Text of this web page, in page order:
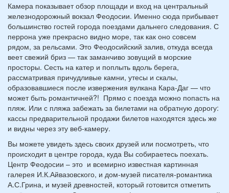
Камера показывает обзор площади и вход на центральный
железнодорожный вокзал Феодосии. Именно сюда прибывает
большинство гостей города поездами дальнего следования. С
перрона уже прекрасно видно море, так как оно совсем
рядом, за рельсами. Это Феодосийский залив, откуда всегда
веет свежий бриз — так заманчиво зовущий в морские
просторы. Сесть на катер и поплыть вдоль берега,
рассматривая причудливые камни, утесы и скалы,
образовавшиеся после извержения вулкана Кара-Даг — что
может быть романтичней?! Прямо с поезда можно попасть на
пляж. Или с пляжа забежать за билетами на обратную дорогу:
кассы предварительной продажи билетов находятся здесь же
и видны через эту веб-камеру.
Вы можете увидеть здесь своих друзей или посмотреть, что
происходит в центре города, куда Вы собираетесь поехать.
Центр Феодосии – это и всемирно известная картинная
галерея И.К.Айвазовского, и дом-музей писателя-романтика
А.С.Грина, и музей древностей, который готовится отметить